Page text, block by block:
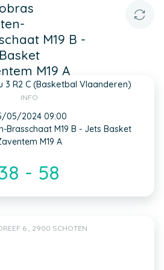
M19 B -
M19 A
3 R2 C (Basketbal Vlaanderen)
INFO
05/2024 09:00
Brasschaat M19 B - Jets Basket
M19 A
- 58
6 , 2900 SCHOTEN